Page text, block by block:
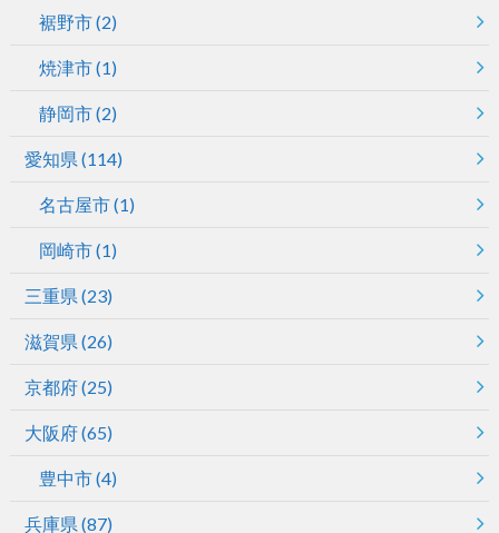
裾野市(2)
焼津市(1)
静岡市(2)
愛知県 (114)
名古屋市(1)
岡崎市(1)
三重県 (23)
滋賀県 (26)
京都府(25)
大阪府(65)
豊中市(4)
兵庫県 (87)